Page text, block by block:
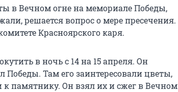
в Вечном огне на мемориале Победы,
решается вопрос о мере пресечения.
Красноярского каря.
в ночь с 14 на 15 апреля. Он
Там его заинтересовали цветы,
памятнику. Он взял их и сжег в Вечном